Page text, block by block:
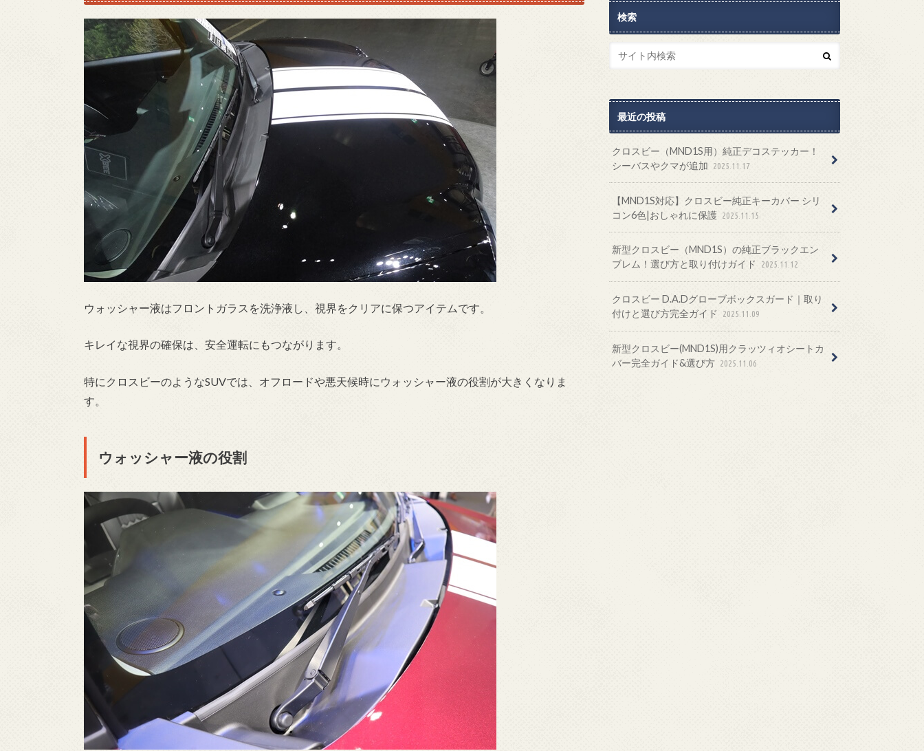
ウォッシャー液はフロントガラスを洗浄液し、視界をクリアに保つアイテムです。
キレイな視界の確保は、安全運転にもつながります。
特にクロスビーのようなSUVでは、オフロードや悪天候時にウォッシャー液の役割が大きくなりま
す。
ウォッシャー液の役割
検索
最近の投稿
クロスビー（MND1S用）純正デコステッカー！
シーバスやクマが追加
2025.11.17
【MND1S対応】クロスビー純正キーカバー シリ
コン6色|おしゃれに保護
2025.11.15
新型クロスビー（MND1S）の純正ブラックエン
ブレム！選び方と取り付けガイド
2025.11.12
クロスビー D.A.Dグローブボックスガード｜取り
付けと選び方完全ガイド
2025.11.09
新型クロスビー(MND1S)用クラッツィオシートカ
バー完全ガイド&選び方 2025.11.06